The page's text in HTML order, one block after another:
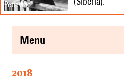
Pettavino
menu
2018